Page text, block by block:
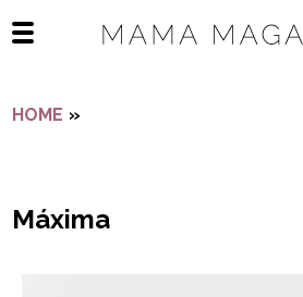
Open het mobiele menu
HOME »
Máxima